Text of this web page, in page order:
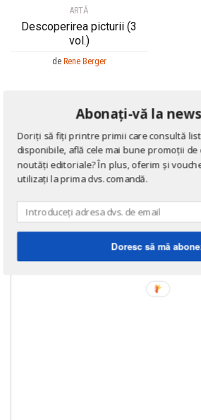
ARTĂ
Descoperirea picturii (3
vol.)
de Rene Berger
Abonați-vă la
Doriți să fiți printre primii care consultă
disponibile, află cele mai bune promoții
noutăți editoriale? În plus, oferim și
utilizați la prima dvs. comandă.
Doresc să mă